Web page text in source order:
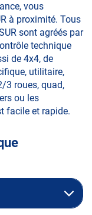
vous
à proximité. Tous
sont agréés par
technique
de 4x4, de
utilitaire,
3 roues, quad,
ou les
facile et rapide.